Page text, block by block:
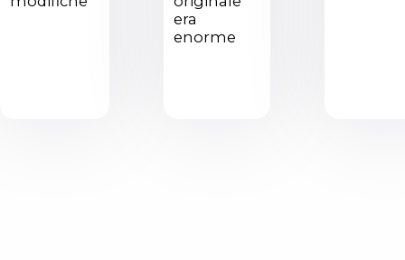
era
enorme